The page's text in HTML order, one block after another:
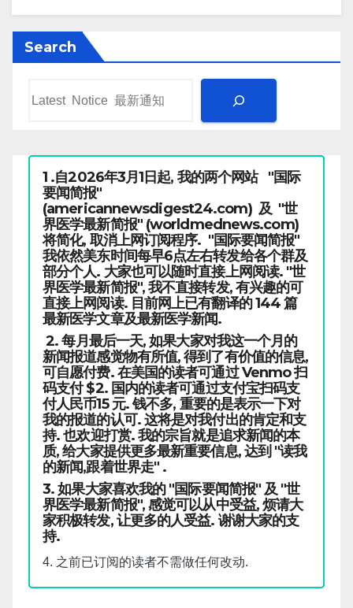
Search
1 .自2026年3月1日起, 我的两个网站 "国际
要闻简报"
(americannewsdigest24.com) 及 "世
界医学最新简报" (worldmednews.com)
将简化, 取消上网订阅程序. "国际要闻简报"
我依然美东时间每早6点左右转发给各个群及
部分个人. 大家也可以随时直接上网阅读. "世
界医学最新简报", 我不直接转发, 有兴趣的可
直接上网阅读. 目前网上已有翻译的 144 篇
最新医学文章及最新医学新闻.
2. 每月最后一天, 如果大家对我这一个月的
新闻报道感觉物有所值, 得到了有价值的信息,
可自愿付费. 在美国的读者可通过 Venmo 扫
码支付 $2. 国内的读者可通过支付宝扫码支
付人民币15 元. 钱不多, 重要的是表示一下对
我的报道的认可. 这将是对我付出的肯定和支
持. 也欢迎打赏. 我的宗旨就是追求新闻的本
质, 给大家提供更多最新重要信息, 达到 "读我
的新闻,跟着世界走" .
3. 如果大家喜欢我的 "国际要闻简报" 及 "世
界医学最新简报", 感觉可以从中受益, 烦请大
家积极转发, 让更多的人受益. 谢谢大家的支
持.
4. 之前已订阅的读者不需做任何改动.